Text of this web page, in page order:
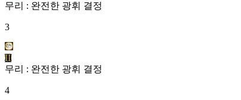
무리 : 완전한 광휘 결정
3
II
무리 : 완전한 광휘 결정
4